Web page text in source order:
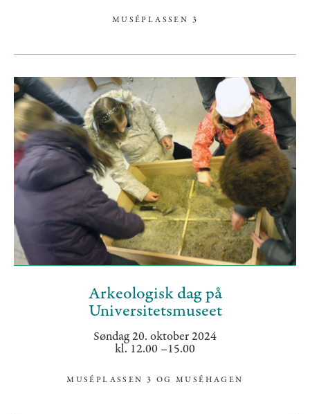
MUSÉPLASSEN 3
Arkeologisk dag på
Universitetsmuseet
Søndag 20. oktober 2024
kl. 12.00 –15.00
MUSÉPLASSEN 3 OG MUSÉHAGEN